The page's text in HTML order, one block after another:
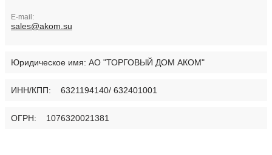
Юридическое имя: АО "ТОРГОВЫЙ ДОМ АКОМ"
ИНН/КПП: 6321194140/ 632401001
ОГРН: 1076320021381
E-mail:
sales@akom.su